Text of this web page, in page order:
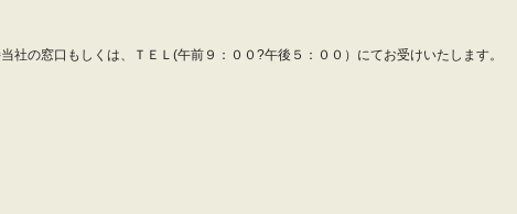
社の窓口もしくは、ＴＥＬ(午前９：００?午後５：００）にてお受けいたします。